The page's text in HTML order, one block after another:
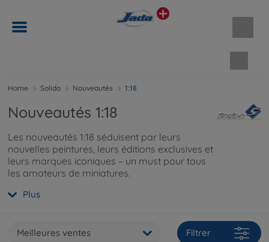
Home Solido Nouveautés 1:18
Nouveautés 1:18
Les nouveautés 1:18 séduisent par leurs
nouvelles peintures, leurs éditions exclusives et
leurs marques iconiques – un must pour tous
les amateurs de miniatures.
Plus
Meilleures ventes Filtrer